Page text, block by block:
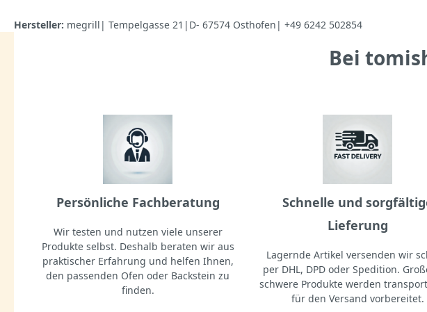
Hersteller: megrill| Tempelgasse 21|D- 67574 Osthofen| +49 6242 502854
Bei
Persönliche Fachberatung
Wir testen und nutzen viele unserer
Produkte selbst. Deshalb beraten wir aus
praktischer Erfahrung und helfen Ihnen,
den passenden Ofen oder Backstein zu
finden.
Schnelle und
Lieferung
Lagernde Artikel versenden wir
per DHL, DPD oder Spedition.
schwere Produkte werden
für den Versand vorbereitet.